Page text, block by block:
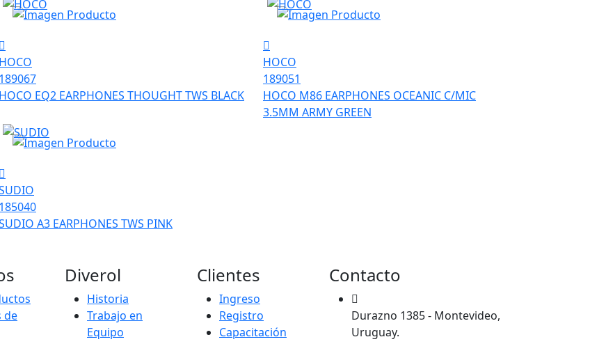
HOCO
189067
HOCO EQ2 EARPHONES THOUGHT TWS BLACK
HOCO
189051
HOCO M86 EARPHONES OCEANIC C/MIC
3.5MM ARMY GREEN
185040
A3 EARPHONES TWS PINK
de
Diverol
Historia
Trabajo en
Equipo
Clientes
Ingreso
Registro
Capacitación
Contacto
Durazno 1385 - Montevideo,
Uruguay.